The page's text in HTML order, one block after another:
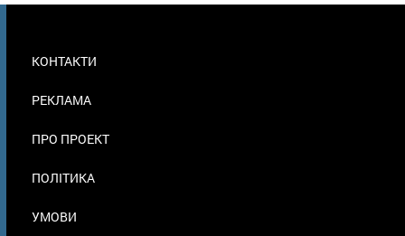
В
КОНТАКТИ
РЕКЛАМА
ПРО ПРОЕКТ
ПОЛІТИКА
УМОВИ